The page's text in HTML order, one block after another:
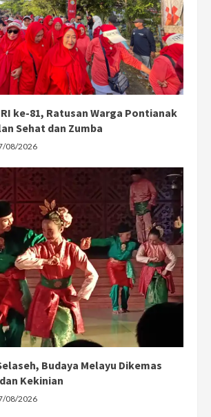
ke-81, Ratusan Warga Pontianak
Sehat dan Zumba
08/2026
Budaya Melayu Dikemas
Kekinian
08/2026